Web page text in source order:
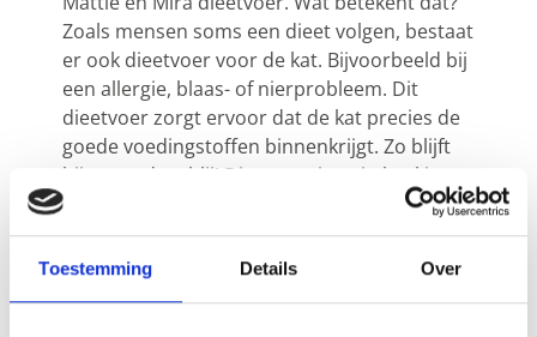
Toestemming Details Over
Zoals mensen soms een dieet volgen, bestaat
er ook dieetvoer voor de kat. Bijvoorbeeld bij
een allergie, blaas- of nierprobleem. Dit
dieetvoer zorgt ervoor dat de kat precies de
goede voedingstoffen binnenkrijgt. Zo blijft
hij gezond en blij! Dieetvoer is er in brokjes
en natvoer. Brokjes kunt u eenvoudig kopen
bij ons. Natvoer (en ook brokjes) bij een
dierenarts of online bij diverse webwinkels.